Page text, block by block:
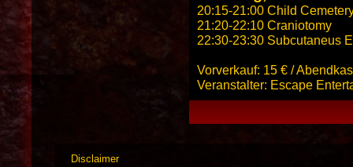
20:15-21:00 Child
21:20-22:10 Craniotomy
22:30-23:30 Subcutaneus
Vorverkauf: 15 € /
Veranstalter: Escape
Disclaimer